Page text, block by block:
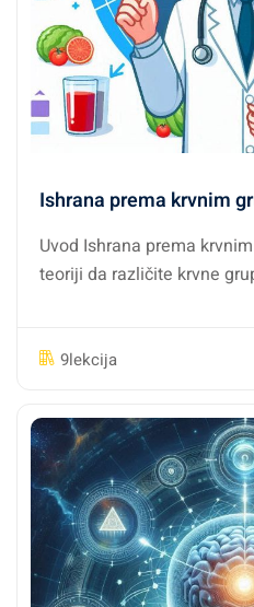
Ishrana prema krvnim
Uvod Ishrana prema
teoriji da različite krvne
9lekcija